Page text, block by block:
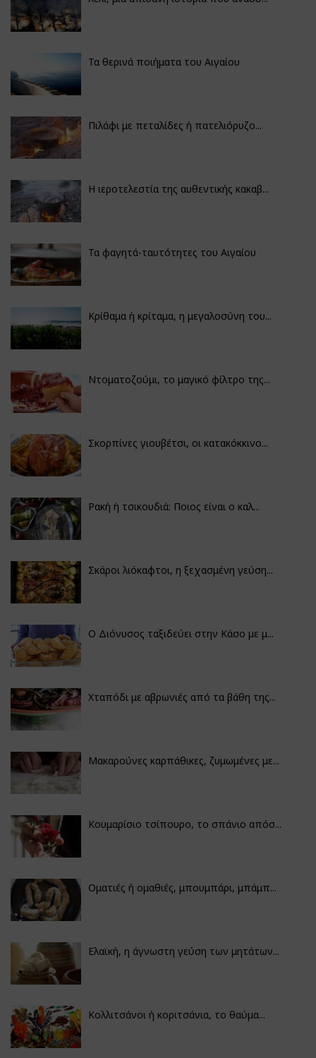
Τα θερινά ποιήματα του Αιγαίου
Πιλάφι με πεταλίδες ή πατελιόρυζο...
Η ιεροτελεστία της αυθεντικής κακαβ...
Τα φαγητά-ταυτότητες του Αιγαίου
Κρίθαμα ή κρίταμα, η μεγαλοσύνη του...
Ντοματοζούμι, το μαγικό φίλτρο της...
Σκορπίνες γιουβέτσι, οι κατακόκκινο...
Ρακή ή τσικουδιά: Ποιος είναι ο καλ...
Σκάροι λιόκαφτοι, η ξεχασμένη γεύση...
Ο Διόνυσος ταξιδεύει στην Κάσο με μ...
Χταπόδι με αβρωνιές από τα βάθη της...
Μακαρούνες καρπάθικες, ζυμωμένες με...
Κουμαρίσιο τσίπουρο, το σπάνιο απόσ...
Οματιές ή ομαθιές, μπουμπάρι, μπάμπ...
Ελαϊκή, η άγνωστη γεύση των μητάτων...
Κολλιτσάνοι ή κοριτσάνια, το θαύμα...